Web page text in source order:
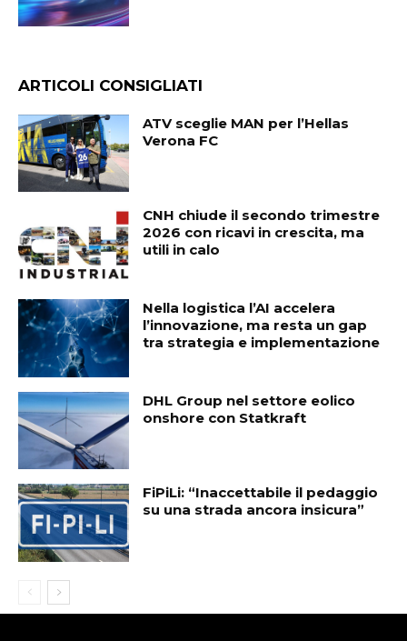
ARTICOLI CONSIGLIATI
ATV sceglie MAN per l’Hellas
Verona FC
CNH chiude il secondo trimestre
2026 con ricavi in crescita, ma
utili in calo
Nella logistica l’AI accelera
l’innovazione, ma resta un gap
tra strategia e implementazione
DHL Group nel settore eolico
onshore con Statkraft
FiPiLi: “Inaccettabile il pedaggio
su una strada ancora insicura”